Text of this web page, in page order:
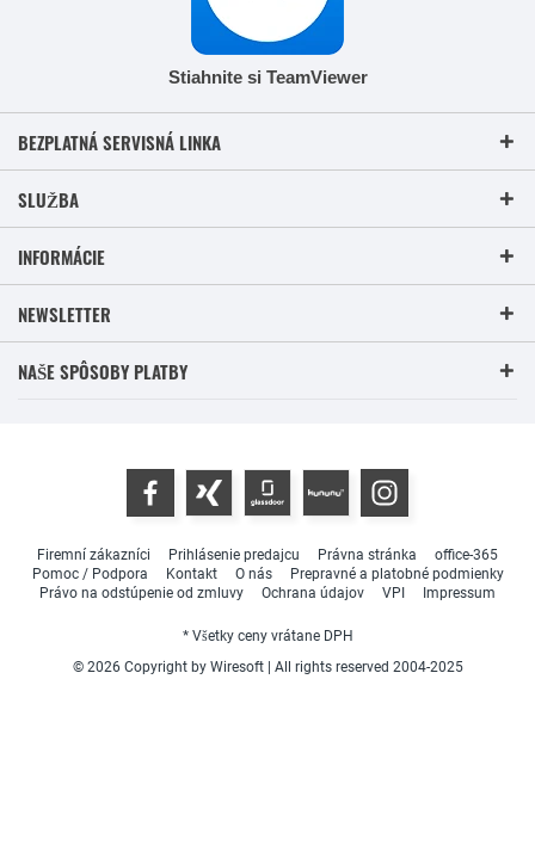
Stiahnite si TeamViewer
BEZPLATNÁ SERVISNÁ LINKA
SLUŽBA
INFORMÁCIE
NEWSLETTER
NAŠE SPÔSOBY PLATBY
Firemní zákazníci Prihlásenie predajcu Právna stránka
office-365
Pomoc / Podpora
Kontakt O nás
Prepravné a platobné podmienky
Právo na odstúpenie od zmluvy
Ochrana údajov VPI Impressum
* Všetky ceny vrátane DPH
© 2026 Copyright by Wiresoft | All rights reserved 2004-2025